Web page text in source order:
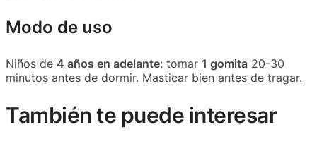
Modo de uso
Niños de 4 años en adelante: tomar 1 gomita 20-30
minutos antes de dormir. Masticar bien antes de tragar.
También te puede interesar